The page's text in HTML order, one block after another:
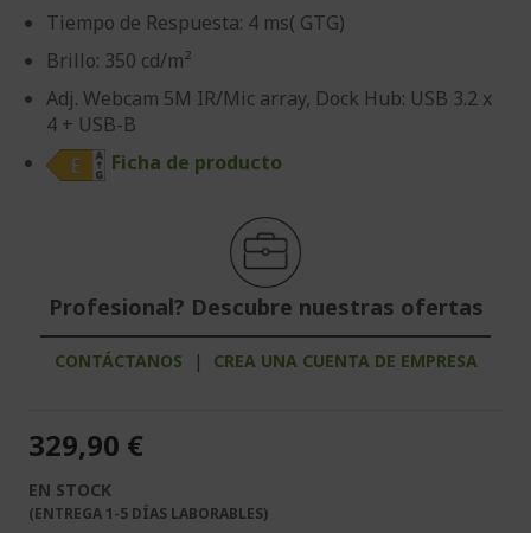
Tiempo de Respuesta: 4 ms( GTG)
Brillo: 350 cd/m²
Adj. Webcam 5M IR/Mic array, Dock Hub: USB 3.2 x
4 + USB-B
Ficha de producto
Profesional? Descubre nuestras ofertas
CONTÁCTANOS | CREA UNA CUENTA DE EMPRESA
329,90 €
EN STOCK
(ENTREGA 1-5 DÍAS LABORABLES)